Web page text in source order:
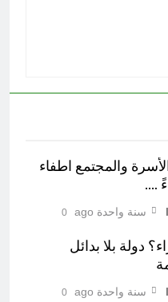
والمجتمع اطفاء
سنة واحدة ago 0
دولة بلا بدائل
سنة واحدة ago 0